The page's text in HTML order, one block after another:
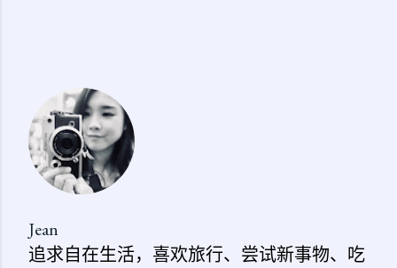
Jean
追求自在生活，喜欢旅行、尝试新事物、吃